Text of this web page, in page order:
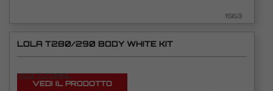
1563
LOLA T280/290 BODY WHITE KIT
VEDI TUTORIAL
VEDI IL PRODOTTO